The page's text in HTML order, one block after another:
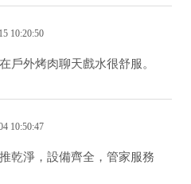
10:20:50
戶外烤肉聊天戲水很舒服。
10:50:47
乾淨，設備齊全，管家服務